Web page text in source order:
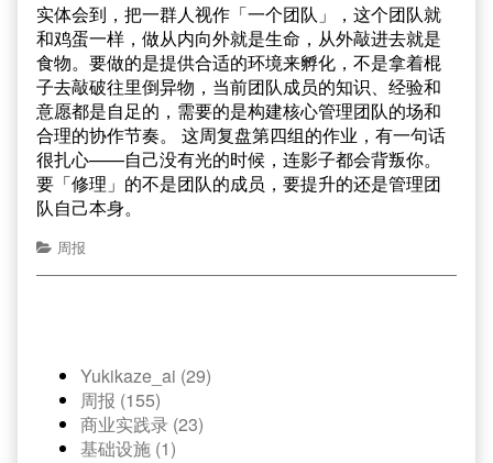
实体会到，把一群人视作「一个团队」，这个团队就
和鸡蛋一样，做从内向外就是生命，从外敲进去就是
食物。要做的是提供合适的环境来孵化，不是拿着棍
子去敲破往里倒异物，当前团队成员的知识、经验和
意愿都是自足的，需要的是构建核心管理团队的场和
合理的协作节奏。 这周复盘第四组的作业，有一句话
很扎心——自己没有光的时候，连影子都会背叛你。
要「修理」的不是团队的成员，要提升的还是管理团
队自己本身。
周报
Yukikaze_ai (29)
周报 (155)
商业实践录 (23)
基础设施 (1)